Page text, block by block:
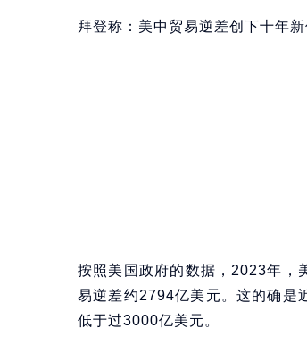
拜登称：美中贸易逆差创下十年
按照美国政府的数据，2023年，
易逆差约2794亿美元。这的确是
低于过3000亿美元。